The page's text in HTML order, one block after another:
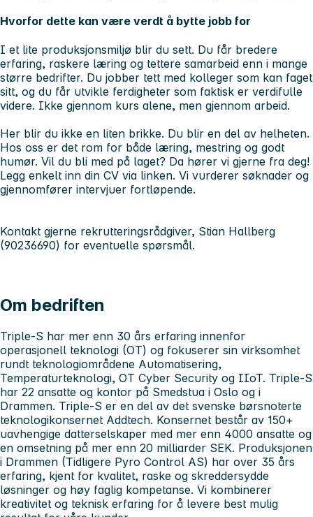
Hvorfor dette kan være verdt å bytte jobb for
I et lite produksjonsmiljø blir du sett. Du får bredere
erfaring, raskere læring og tettere samarbeid enn i mange
større bedrifter. Du jobber tett med kolleger som kan faget
sitt, og du får utvikle ferdigheter som faktisk er verdifulle
videre. Ikke gjennom kurs alene, men gjennom arbeid.
Her blir du ikke en liten brikke. Du blir en del av helheten.
Hos oss er det rom for både læring, mestring og godt
humør. Vil du bli med på laget? Da hører vi gjerne fra deg!
Legg enkelt inn din CV via linken. Vi vurderer søknader og
gjennomfører intervjuer fortløpende.
Kontakt gjerne rekrutteringsrådgiver, Stian Hallberg
(90236690) for eventuelle spørsmål.
Om bedriften
Triple-S har mer enn 30 års erfaring innenfor
operasjonell teknologi (OT) og fokuserer sin virksomhet
rundt teknologiområdene Automatisering,
Temperaturteknologi, OT Cyber Security og IIoT. Triple-S
har 22 ansatte og kontor på Smedstua i Oslo og i
Drammen. Triple-S er en del av det svenske børsnoterte
teknologikonsernet Addtech. Konsernet består av 150+
uavhengige datterselskaper med mer enn 4000 ansatte og
en omsetning på mer enn 20 milliarder SEK. Produksjonen
i Drammen (Tidligere Pyro Control AS) har over 35 års
erfaring, kjent for kvalitet, raske og skreddersydde
løsninger og høy faglig kompetanse. Vi kombinerer
kreativitet og teknisk erfaring for å levere best mulig